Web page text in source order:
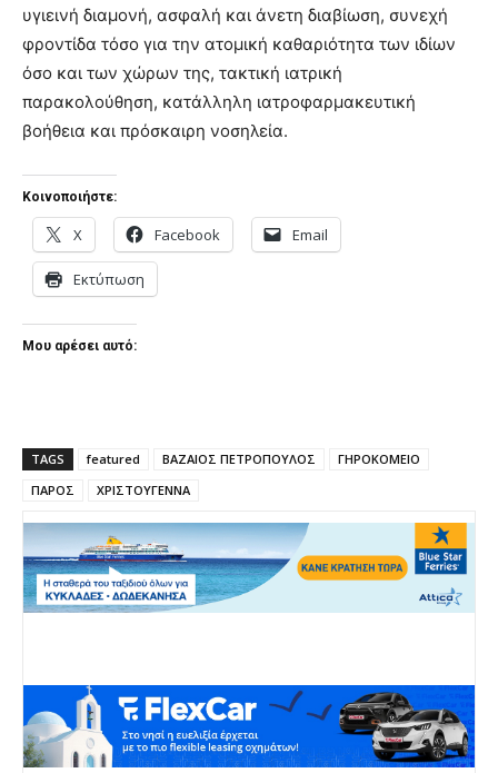
υγιεινή διαμονή, ασφαλή και άνετη διαβίωση, συνεχή
φροντίδα τόσο για την ατομική καθαριότητα των ιδίων
όσο και των χώρων της, τακτική ιατρική
παρακολούθηση, κατάλληλη ιατροφαρμακευτική
βοήθεια και πρόσκαιρη νοσηλεία.
Κοινοποιήστε:
X Facebook Email
Εκτύπωση
Μου αρέσει αυτό:
TAGS featured ΒΑΖΑΙΟΣ ΠΕΤΡΟΠΟΥΛΟΣ
ΓΗΡΟΚΟΜΕΙΟ
ΠΑΡΟΣ
ΧΡΙΣΤΟΥΓΕΝΝΑ